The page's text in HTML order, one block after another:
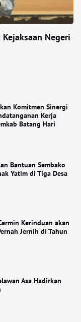
Komitmen Sinergi
Kerja
Batang Hari
Bantuan Sembako
Yatim di Tiga Desa
Kerinduan akan
Jernih di Tahun
Asa Hadirkan
Negeri